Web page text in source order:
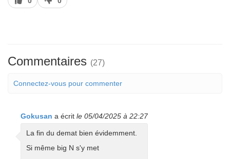
pas
Commentaires (27)
Connectez-vous pour commenter
Gokusan a écrit le 05/04/2025 à 22:27
La fin du demat bien évidemment.
Si même big N s'y met